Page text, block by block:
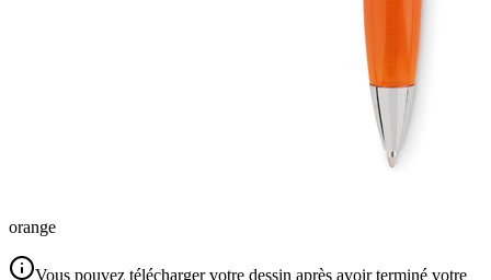
orange
Vous pouvez télécharger votre dessin après avoir terminé votre